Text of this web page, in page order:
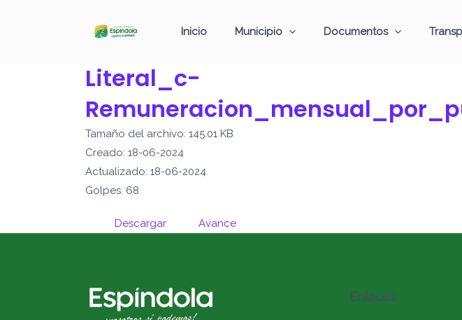
Inicio Municipio Documentos
Literal_c-
Tamaño del archivo: 145.01 KB
Creado: 18-06-2024
Actualizado: 18-06-2024
Golpes: 68
Descargar Avance
Enlaces